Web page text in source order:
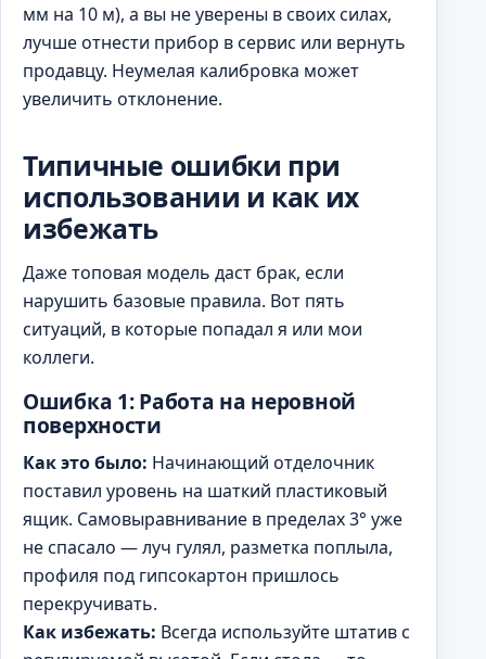
мм на 10 м), а вы не уверены в своих силах,
лучше отнести прибор в сервис или вернуть
продавцу. Неумелая калибровка может
увеличить отклонение.
Типичные ошибки при
использовании и как их
избежать
Даже топовая модель даст брак, если
нарушить базовые правила. Вот пять
ситуаций, в которые попадал я или мои
коллеги.
Ошибка 1: Работа на неровной
поверхности
Как это было: Начинающий отделочник
поставил уровень на шаткий пластиковый
ящик. Самовыравнивание в пределах 3° уже
не спасало — луч гулял, разметка поплыла,
профиля под гипсокартон пришлось
перекручивать.
Как избежать: Всегда используйте штатив с